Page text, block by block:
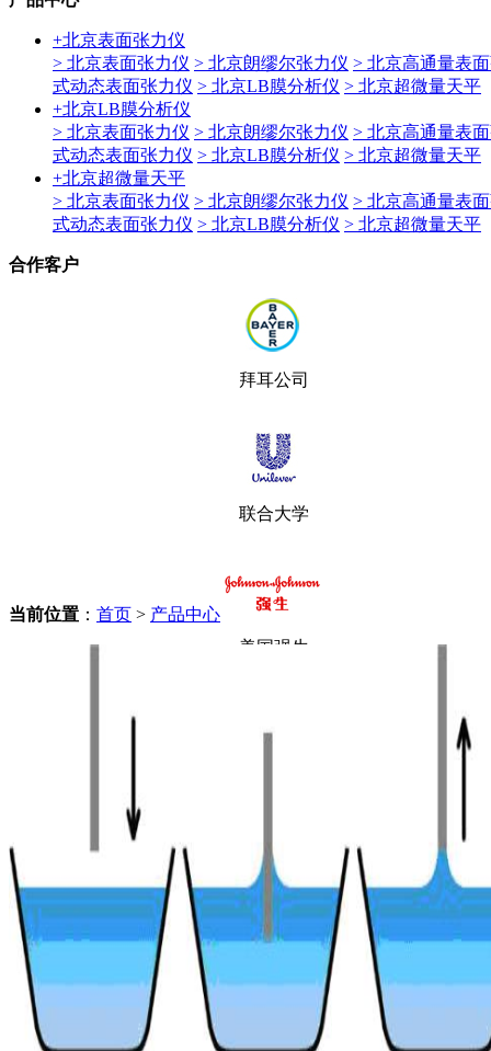
+北京表面张力仪
> 北京表面张力仪 > 北京朗缪尔张力仪 > 北京高通量表
式动态表面张力仪 > 北京LB膜分析仪 > 北京超微量天平
+北京LB膜分析仪
> 北京表面张力仪 > 北京朗缪尔张力仪 > 北京高通量表
式动态表面张力仪 > 北京LB膜分析仪 > 北京超微量天平
+北京超微量天平
> 北京表面张力仪 > 北京朗缪尔张力仪 > 北京高通量表
式动态表面张力仪 > 北京LB膜分析仪 > 北京超微量天平
合作客户
拜耳公司
联合大学
美国强生
当前位置 ： 首页 > 产品中心